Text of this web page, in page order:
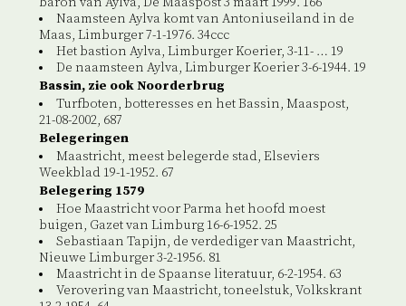
Naamsteen Aylva komt van Antoniuseiland in de
Maas, Limburger 7-1-1976. 34ccc
Het bastion Aylva, Limburger Koerier, 3-11- … 19
De naamsteen Aylva, Limburger Koerier 3-6-1944. 19
Bassin, zie ook Noorderbrug
Turfboten, botteresses en het Bassin, Maaspost,
21-08-2002, 687
Belegeringen
Maastricht, meest belegerde stad, Elseviers
Weekblad 19-1-1952. 67
Belegering 1579
Hoe Maastricht voor Parma het hoofd moest
buigen, Gazet van Limburg 16-6-1952. 25
Sebastiaan Tapijn, de verdediger van Maastricht,
Nieuwe Limburger 3-2-1956. 81
Maastricht in de Spaanse literatuur, 6-2-1954. 63
Verovering van Maastricht, toneelstuk, Volkskrant